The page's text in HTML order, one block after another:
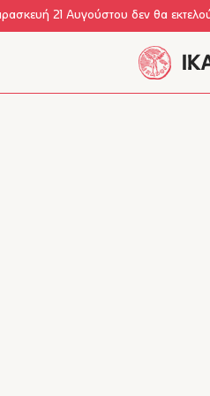
21 Αυγούστου δεν θα